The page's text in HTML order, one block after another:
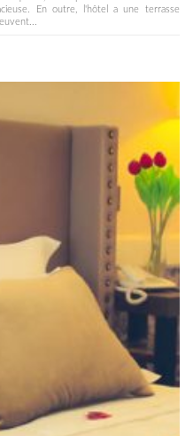
En outre, l'hôtel a une terrasse